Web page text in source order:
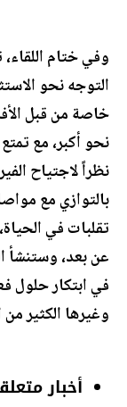
وفي ختام
التوجه نحو
خاصة من قبل
نحو أكبر، مع
نظراً لاجتياح
بالتوازي مع
تقلبات في
عن بعد، وستنشأ
في ابتكار حلول
وغيرها الكثير
أخبار